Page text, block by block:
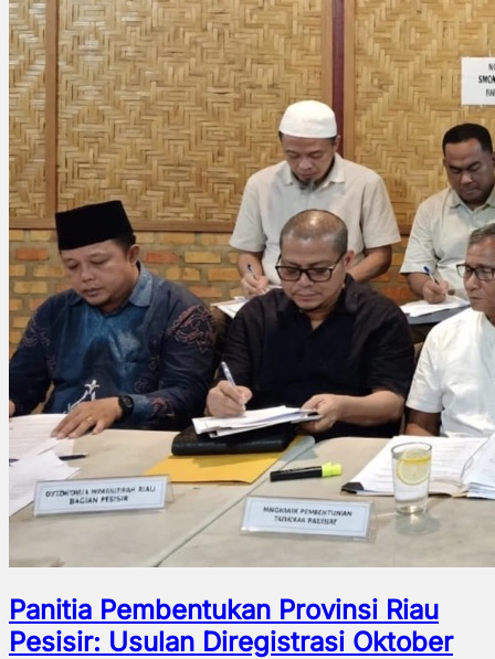
Panitia Pembentukan Provinsi Riau
Pesisir: Usulan Diregistrasi Oktober